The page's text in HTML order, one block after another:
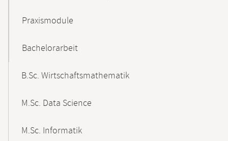
Praxismodule
Bachelorarbeit
B.Sc. Wirtschaftsmathematik
M.Sc. Data Science
M.Sc. Informatik